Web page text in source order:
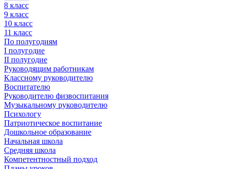
8 класс
9 класс
10 класс
11 класс
По полугодиям
I полугодие
II полугодие
Руководящим работникам
Классному руководителю
Воспитателю
Руководителю физвоспитания
Музыкальному руководителю
Психологу
Патриотическое воспитание
Дошкольное образование
Начальная школа
Средняя школа
Компетентностный подход